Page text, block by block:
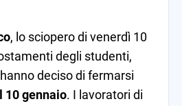
, lo sciopero di venerdì 10
degli studenti,
deciso di fermarsi
10 gennaio. I lavoratori di